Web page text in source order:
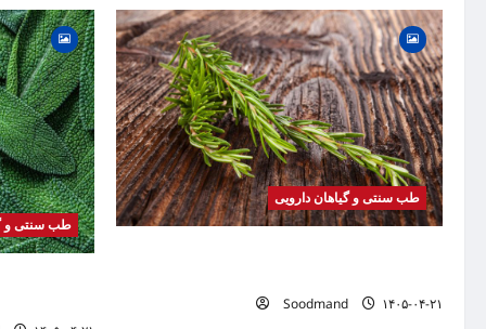
طب سنتی و گیاهان دارویی
Soodmand
۱۴۰۵-۰۴-۲۱
طب سنتی و